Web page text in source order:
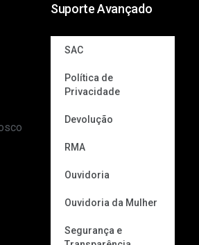
Suporte Avançado
SAC
Política de
Privacidade
Devolução
RMA
Ouvidoria
Ouvidoria da Mulher
Segurança e